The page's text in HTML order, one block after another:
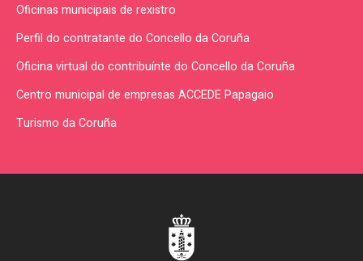
Oficinas municipais de rexistro
Perfil do contratante do Concello da Coruña
Oficina virtual do contribuínte do Concello da Coruña
Centro municipal de empresas ACCEDE Papagaio
Turismo da Coruña